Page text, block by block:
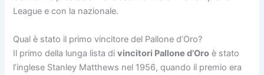
League e con la nazionale.
Qual è stato il primo vincitore del Pallone d’Oro?
Il primo della lunga lista divincitori Pallone d’Oro è stato
l’inglese Stanley Matthews nel 1956, quando il premio era